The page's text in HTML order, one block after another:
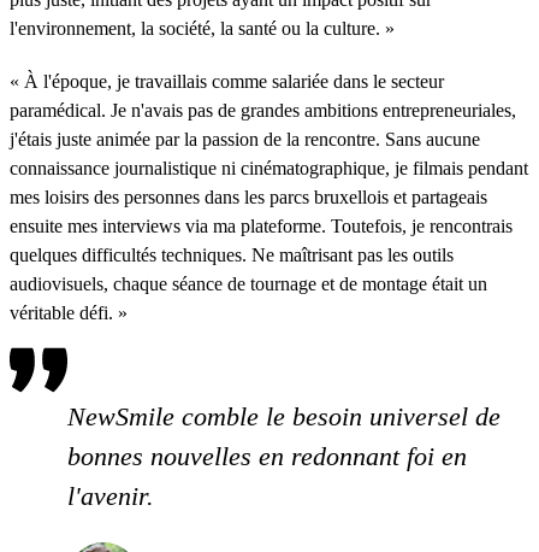
l'environnement, la société, la santé ou la culture. »
« À l'époque, je travaillais comme salariée dans le secteur
paramédical. Je n'avais pas de grandes ambitions entrepreneuriales,
j'étais juste animée par la passion de la rencontre. Sans aucune
connaissance journalistique ni cinématographique, je filmais pendant
mes loisirs des personnes dans les parcs bruxellois et partageais
ensuite mes interviews via ma plateforme. Toutefois, je rencontrais
quelques difficultés techniques. Ne maîtrisant pas les outils
audiovisuels, chaque séance de tournage et de montage était un
véritable défi. »
NewSmile comble le besoin universel de
bonnes nouvelles en redonnant foi en
l'avenir.